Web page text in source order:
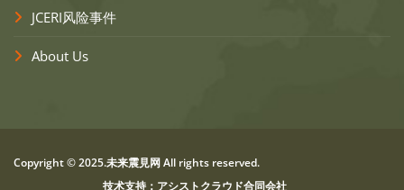
JCERI风险事件
About Us
Copyright © 2025.未来震見网 All rights reserved.
技术支持：アシストクラウド合同会社